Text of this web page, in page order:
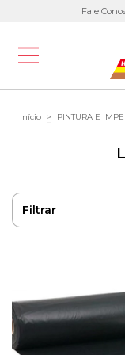
Fale
Início > PINTURA E
Filtrar